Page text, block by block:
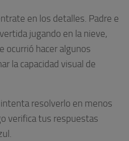
en los detalles. Padre e
jugando en la nieve,
ocurrió hacer algunos
la capacidad visual de
resolverlo en menos
verifica tus respuestas